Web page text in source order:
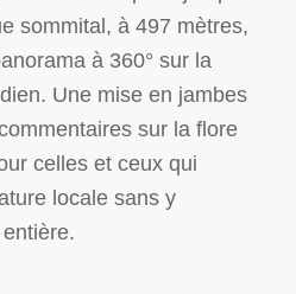
sommital, à 497 mètres,
à 360° sur la
Une mise en jambes
sur la flore
celles et ceux qui
locale sans y